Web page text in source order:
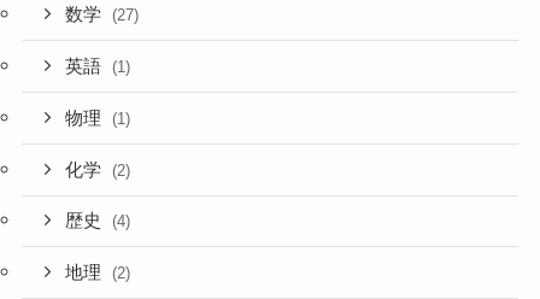
数学 (27)
英語 (1)
物理 (1)
化学 (2)
歴史 (4)
地理 (2)